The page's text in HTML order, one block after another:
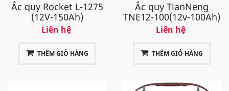
Ắc quy Rocket L-1275
(12V-150Ah)
Liên hệ
THÊM GIỎ HÀNG
Ắc quy TianNeng
TNE12-100(12v-100Ah)
Liên hệ
THÊM GIỎ HÀNG